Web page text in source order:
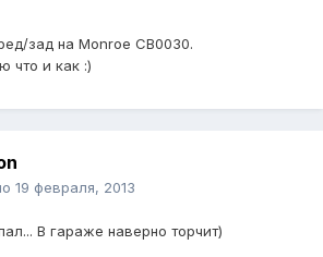
зад на Monroe CB0030.
что и как :)
19 февраля, 2013
В гараже наверно торчит)